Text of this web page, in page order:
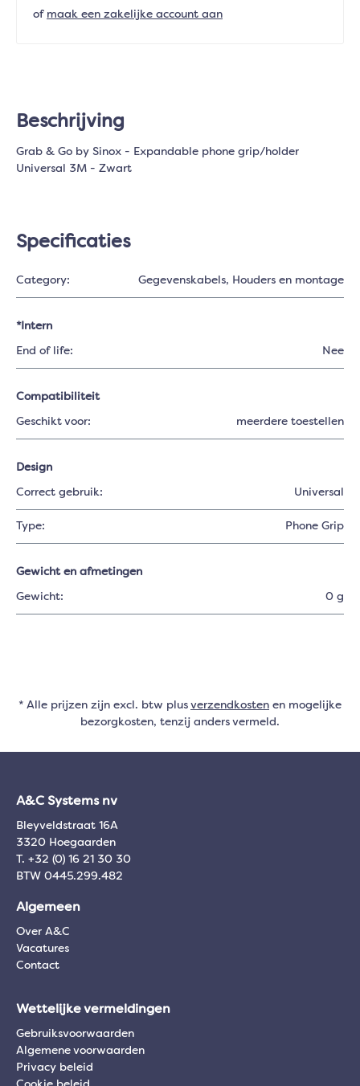
of maak een zakelijke account aan
Beschrijving
Grab & Go by Sinox - Expandable phone grip/holder
Universal 3M - Zwart
Specificaties
Category: Gegevenskabels, Houders en montage
*Intern
End of life: Nee
Compatibiliteit
Geschikt voor: meerdere toestellen
Design
Correct gebruik: Universal
Type: Phone Grip
Gewicht en afmetingen
Gewicht: 0 g
* Alle prijzen zijn excl. btw plus verzendkosten en mogelijke
bezorgkosten, tenzij anders vermeld.
A&C Systems nv
Bleyveldstraat 16A
3320 Hoegaarden
T. +32 (0) 16 21 30 30
BTW 0445.299.482
Algemeen
Over A&C
Vacatures
Contact
Wettelijke vermeldingen
Gebruiksvoorwaarden
Algemene voorwaarden
Privacy beleid